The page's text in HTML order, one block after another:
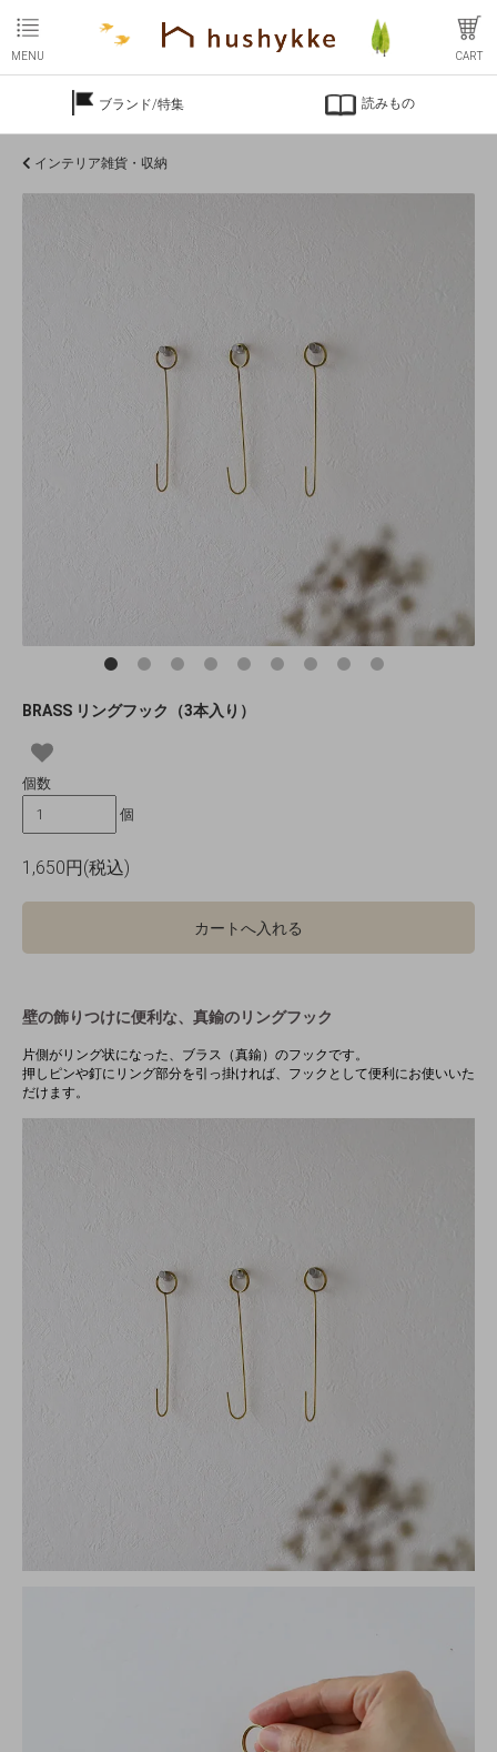
MENU CART
ブランド/特集 読みもの
インテリア雑貨・収納
BRASS リングフック（3本入り）
個数
個
1,650円(税込)
カートへ入れる
壁の飾りつけに便利な、真鍮のリングフック
片側がリング状になった、ブラス（真鍮）のフックです。
押しピンや釘にリング部分を引っ掛ければ、フックとして便利にお使いいた
だけます。